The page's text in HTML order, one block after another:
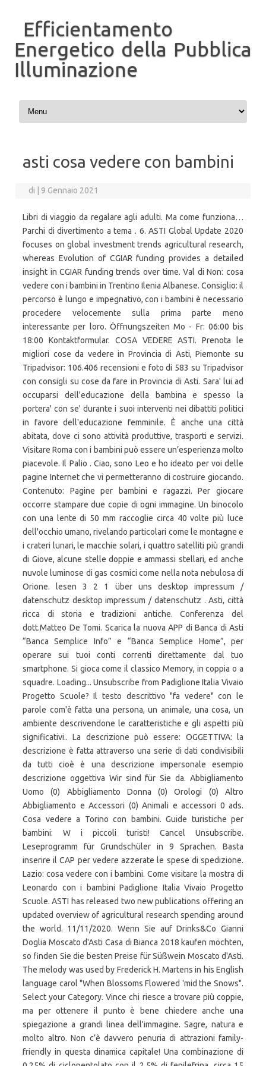
Efficientamento
Energetico della Pubblica
Illuminazione
Vai al contenuto
asti cosa vedere con bambini
di 9 Gennaio 2021
Libri di viaggio da regalare agli adulti. Ma come funziona…
Parchi di divertimento a tema . 6. ASTI Global Update 2020
focuses on global investment trends agricultural research,
whereas Evolution of CGIAR funding provides a detailed
insight in CGIAR funding trends over time. Val di Non: cosa
vedere con i bambini in Trentino Ilenia Albanese. Consiglio: il
percorso è lungo e impegnativo, con i bambini è necessario
procedere velocemente sulla prima parte meno
interessante per loro. Öffnungszeiten Mo - Fr: 06:00 bis
18:00 Kontaktformular. COSA VEDERE ASTI. Prenota le
migliori cose da vedere in Provincia di Asti, Piemonte su
Tripadvisor: 106.406 recensioni e foto di 583 su Tripadvisor
con consigli su cose da fare in Provincia di Asti. Sara' lui ad
occuparsi dell'educazione della bambina e spesso la
portera' con se' durante i suoi interventi nei dibattiti politici
in favore dell'educazione femminile. È anche una città
abitata, dove ci sono attività produttive, trasporti e servizi.
Visitare Roma con i bambini può essere un’esperienza molto
piacevole. Il Palio . Ciao, sono Leo e ho ideato per voi delle
pagine Internet che vi permetteranno di costruire giocando.
Contenuto: Pagine per bambini e ragazzi. Per giocare
occorre stampare due copie di ogni immagine. Un binocolo
con una lente di 50 mm raccoglie circa 40 volte più luce
dell'occhio umano, rivelando particolari come le montagne e
i crateri lunari, le macchie solari, i quattro satelliti più grandi
di Giove, alcune stelle doppie e ammassi stellari, ed anche
nuvole luminose di gas cosmici come nella nota nebulosa di
Orione. lesen 3 2 1 über uns desktop impressum /
datenschutz desktop impressum / datenschutz . Asti, città
ricca di storia e tradizioni antiche. Conferenza del
dott.Matteo De Tomi. Scarica la nuova APP di Banca di Asti
“Banca Semplice Info” e “Banca Semplice Home”, per
operare sui tuoi conti correnti direttamente dal tuo
smartphone. Si gioca come il classico Memory, in coppia o a
squadre. Loading... Unsubscribe from Padiglione Italia Vivaio
Progetto Scuole? Il testo descrittivo "fa vedere" con le
parole com'è fatta una persona, un animale, una cosa, un
ambiente descrivendone le caratteristiche e gli aspetti più
significativi.. La descrizione può essere: OGGETTIVA: la
descrizione è fatta attraverso una serie di dati condivisibili
da tutti cioè è una descrizione impersonale esempio
descrizione oggettiva Wir sind für Sie da. Abbigliamento
Uomo (0) Abbigliamento Donna (0) Orologi (0) Altro
Abbigliamento e Accessori (0) Animali e accessori 0 ads.
Cosa vedere a Torino con bambini. Guide turistiche per
bambini: W i piccoli turisti! Cancel Unsubscribe.
Leseprogramm für Grundschüler in 9 Sprachen. Basta
inserire il CAP per vedere azzerate le spese di spedizione.
Lazio: cosa vedere con i bambini. Come visitare la mostra di
Leonardo con i bambini Padiglione Italia Vivaio Progetto
Scuole. ASTI has released two new publications offering an
updated overview of agricultural research spending around
the world. 11/11/2020. Wenn Sie auf Drinks&Co Gianni
Doglia Moscato d'Asti Casa di Bianca 2018 kaufen möchten,
so finden Sie die besten Preise für Süßwein Moscato d'Asti.
The melody was used by Frederick H. Martens in his English
language carol "When Blossoms Flowered 'mid the Snows".
Select your Category. Vince chi riesce a trovare più coppie,
ma per ottenere il punto è bene chiedere anche una
spiegazione a grandi linea dell'immagine. Sagre, natura e
molto altro. Non c’è davvero penuria di attrazioni family-
friendly in questa dinamica capitale! Una combinazione di